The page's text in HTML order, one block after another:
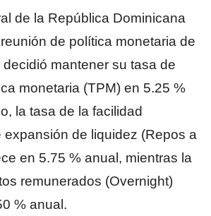
de la República Dominicana
de política monetaria de
mantener su tasa de
monetaria (TPM) en 5.25 %
la tasa de la facilidad
expansión de liquidez (Repos a
en 5.75 % anual, mientras la
remunerados (Overnight)
% anual.